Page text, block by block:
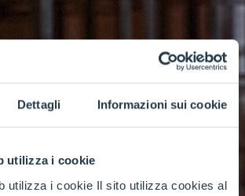
Dettagli Informazioni sui cookie
utilizza i cookie
utilizza i cookie Il sito utilizza cookies al